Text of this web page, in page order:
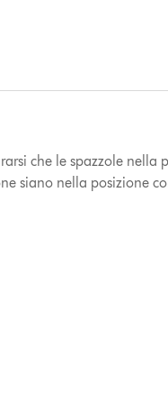
che le spazzole
siano nella posizione